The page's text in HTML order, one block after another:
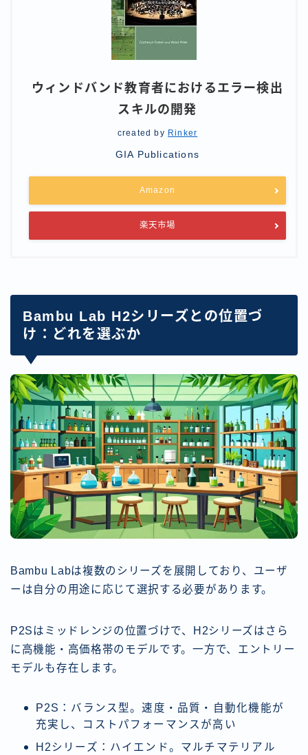
ウィンドバンド教育者におけるエラー検出
スキルの開発
created by Rinker
GIA Publications
Amazon
楽天市場
Bambu Lab H2シリーズとの位置づ
け：どれを選ぶか
Bambu Labは複数のシリーズを展開しており、ユーザ
ーは自分の用途に応じて選択する必要があります。
P2Sはミッドレンジの位置づけで、H2シリーズはさら
に高機能・高価格帯のモデルです。一方で、エントリー
モデルも存在します。
P2S：バランス型。速度・品質・自動化機能が
充実し、コストパフォーマンスが高い
H2シリーズ：ハイエンド。マルチマテリアル